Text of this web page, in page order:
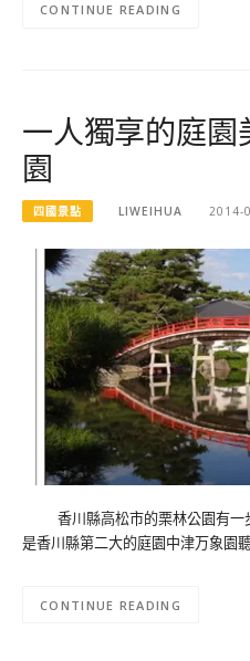
CONTINUE READING
一人獨享的庭園
園
四國景點 LIWEIHUA 2014-
香川縣高松市的栗林公園有一
是香川縣第二大的庭園中津万象園
CONTINUE READING